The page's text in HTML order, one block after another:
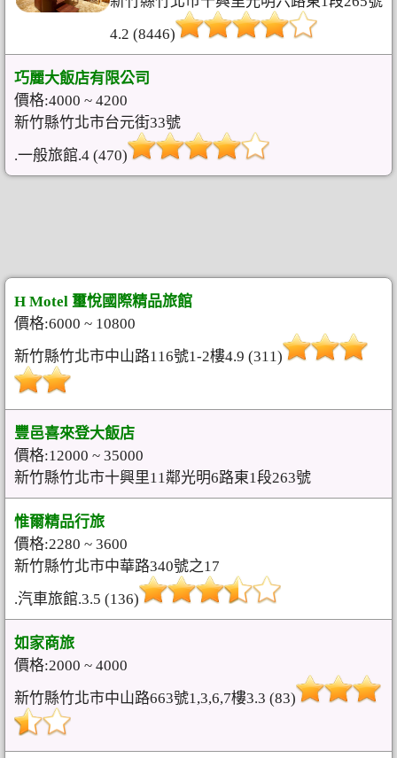
4.2 (8446)
巧麗大飯店有限公司
價格:4000 ~ 4200
新竹縣竹北市台元街33號
.一般旅館.4 (470)
H Motel 璽悅國際精品旅館
價格:6000 ~ 10800
新竹縣竹北市中山路116號1-2樓4.9 (311)
豐邑喜來登大飯店
價格:12000 ~ 35000
新竹縣竹北市十興里11鄰光明6路東1段263號
惟爾精品行旅
價格:2280 ~ 3600
新竹縣竹北市中華路340號之17
.汽車旅館.3.5 (136)
如家商旅
價格:2000 ~ 4000
新竹縣竹北市中山路663號1,3,6,7樓3.3 (83)